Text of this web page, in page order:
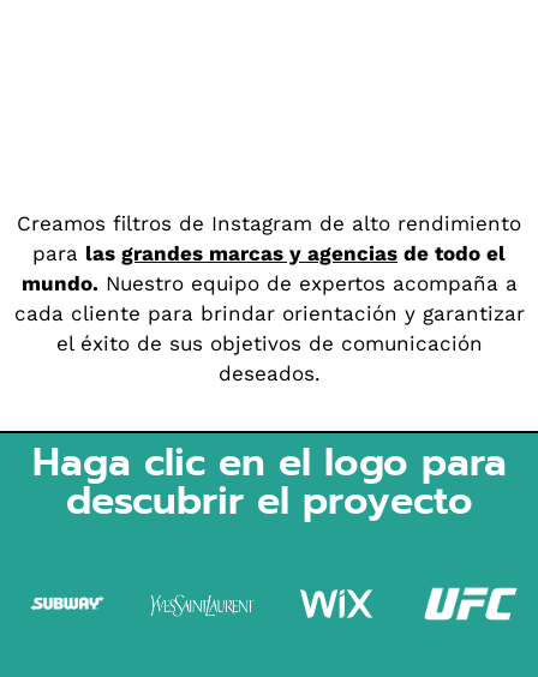
Creamos filtros de Instagram de alto rendimiento
para las grandes marcas y agencias de todo el
mundo.Nuestro equipo de expertos acompaña a
cada cliente para brindar orientación y garantizar
el éxito de sus objetivos de comunicación
deseados.
Haga clic en el logo para
descubrir el proyecto